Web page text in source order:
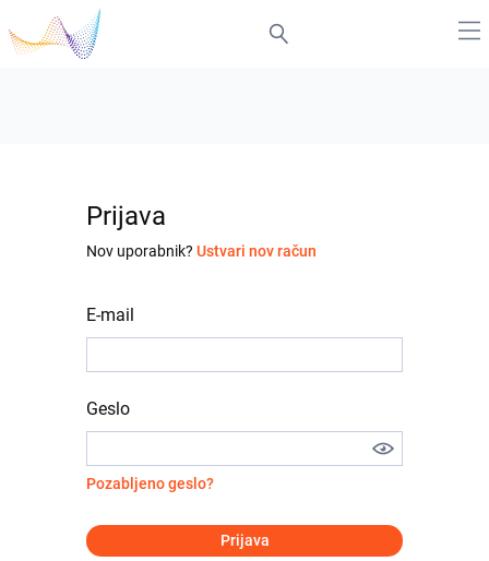
Prijava
Nov uporabnik? Ustvari nov račun
E-mail
Geslo
Pozabljeno geslo?
Prijava